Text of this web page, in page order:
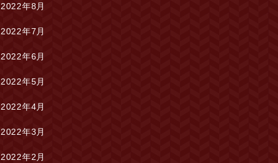
2022年8月
2022年7月
2022年6月
2022年5月
2022年4月
2022年3月
2022年2月